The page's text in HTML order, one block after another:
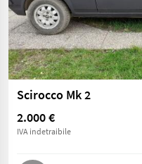
Scirocco Mk 2
2.000 €
IVA indetraibile